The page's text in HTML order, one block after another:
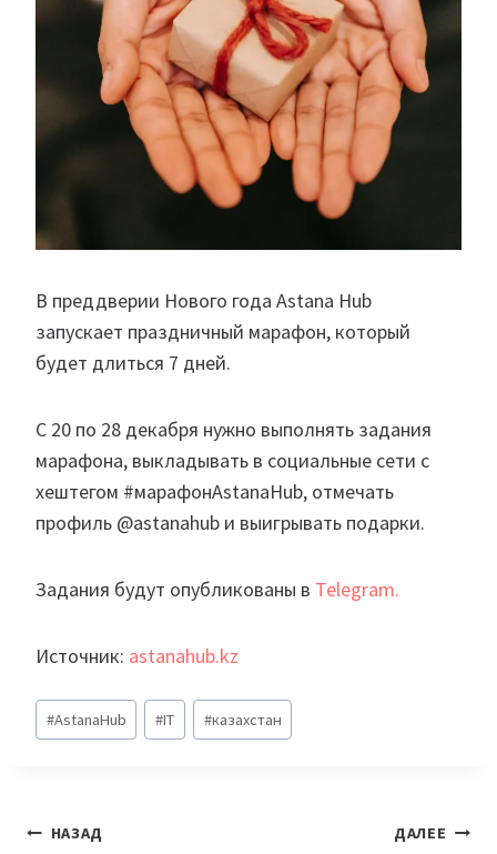
В преддверии Нового года Astana Hub
запускает праздничный марафон, который
будет длиться 7 дней.
С 20 по 28 декабря нужно выполнять задания
марафона, выкладывать в социальные сети с
хештегом #марафонAstanaHub, отмечать
профиль @astanahub и выигрывать подарки.
Задания будут опубликованы в Telegram.
Источник: astanahub.kz
Метки
записи:
#AstanaHub #IT #казахстан
Навигация
НАЗАД ДАЛЕЕ